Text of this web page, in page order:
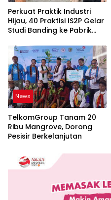
Perkuat Praktik Industri
Hijau, 40 Praktisi IS2P Gelar
Studi Banding ke Pabrik
News
TelkomGroup Tanam 20
Ribu Mangrove, Dorong
Pesisir Berkelanjutan